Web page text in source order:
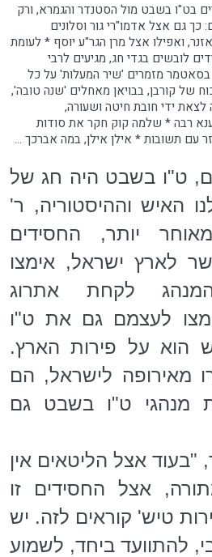
בט"ו בשבט מול הסטנדר והגמרא, ורק
כך גם אצל אדמו"רי גור וסלונים
ואפילו אצל מרן הגר"ע יוסף * לעומת
לובשים בגדי חג, מגיעים לרבי
בסאטמר מזמרים 'שיר המעלות' על כל
של קורבן, בבויאן מאחלים 'שנה טובה',
לצאת ידי חובת חיטה ושעורה,
רבה * שלמה קוק חקר את סודות
עם תשובות * אילן אילן, במה אברכך ...
ט"ו בשבט היה חג של
האיש וההיסטוריה, ר'
יותר, החסידים
לארץ ישראל, אימצו
לקחת אתרוג
לעצמם גם את ט"ו
הוא על פירות הארץ.
מאירופה לישראל, הם
מנהגי ט"ו בשבט גם
"בעוד אצל הליטאים אין
אצל החסידים זו
טיש' קוראים לזה. יש
להתוועד ביחד, לשמוע